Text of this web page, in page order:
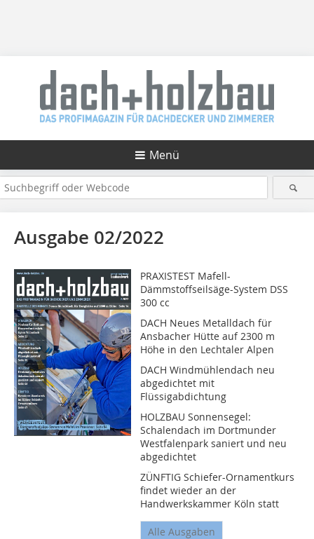
Menü
Ausgabe 02/2022
PRAXISTEST Mafell-
Dämmstoffseilsäge-System DSS
300 cc
DACH Neues Metalldach für
Ansbacher Hütte auf 2300 m
Höhe in den Lechtaler Alpen
DACH Windmühlendach neu
abgedichtet mit
Flüssigabdichtung
HOLZBAU Sonnensegel:
Schalendach im Dortmunder
Westfalenpark saniert und neu
abgedichtet
ZÜNFTIG Schiefer-Ornamentkurs
findet wieder an der
Handwerkskammer Köln statt
Alle Ausgaben